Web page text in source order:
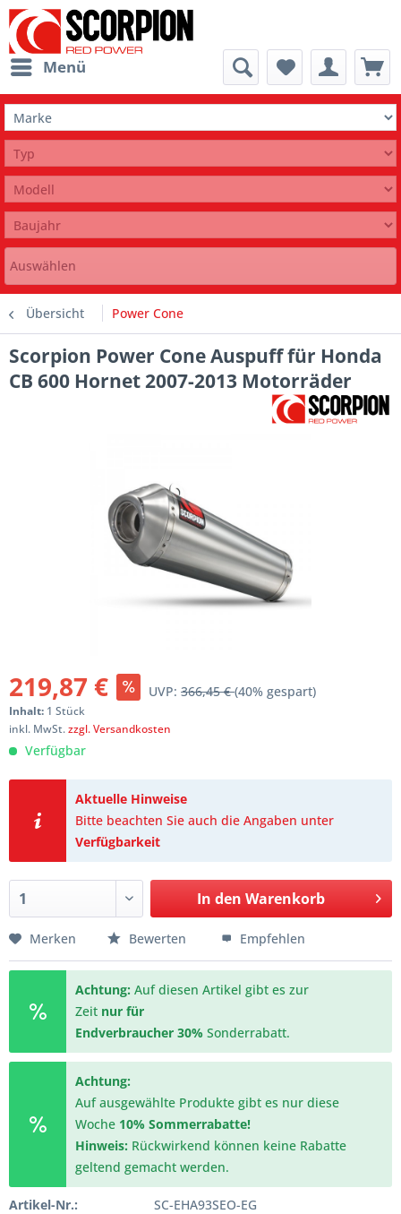
Menü
Auswählen
Übersicht Power Cone
Scorpion Power Cone Auspuff für Honda
CB 600 Hornet 2007-2013 Motorräder
219,87 € UVP: 366,45 €(40% gespart)
Inhalt: 1 Stück
inkl. MwSt.zzgl. Versandkosten
Verfügbar
Aktuelle Hinweise
Bitte beachten Sie auch die Angaben unter
Verfügbarkeit
In den Warenkorb
Merken Bewerten Empfehlen
Achtung: Auf diesen Artikel gibt es zur
Zeit nur für
Endverbraucher30% Sonderrabatt.
Achtung:
Auf ausgewählte Produkte gibt es nur diese
Woche 10% Sommerrabatte!
Hinweis: Rückwirkend können keine Rabatte
geltend gemacht werden.
Artikel-Nr.:
SC-EHA93SEO-EG